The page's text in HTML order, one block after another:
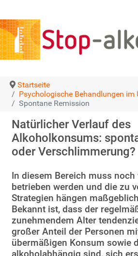
Startseite
Psychologische Behandlungen im
Spontane Remission
Natürlicher Verlauf des
Alkoholkonsums:
oder Verschlimmerung?
In diesem Bereich muss
betrieben werden und die zu
Strategien hängen
Bekannt ist, dass der
zunehmendem Alter
großer Anteil der Personen
übermäßigen Konsum sowie
alkoholabhängig sind, sich